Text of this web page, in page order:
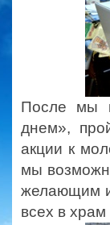
После мы
днем»,
акции к
мы
желающим
всех в